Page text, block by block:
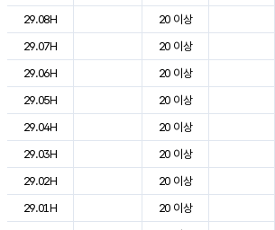
29.08H
20 이상
29.07H
20 이상
29.06H
20 이상
29.05H
20 이상
29.04H
20 이상
29.03H
20 이상
29.02H
20 이상
29.01H
20 이상